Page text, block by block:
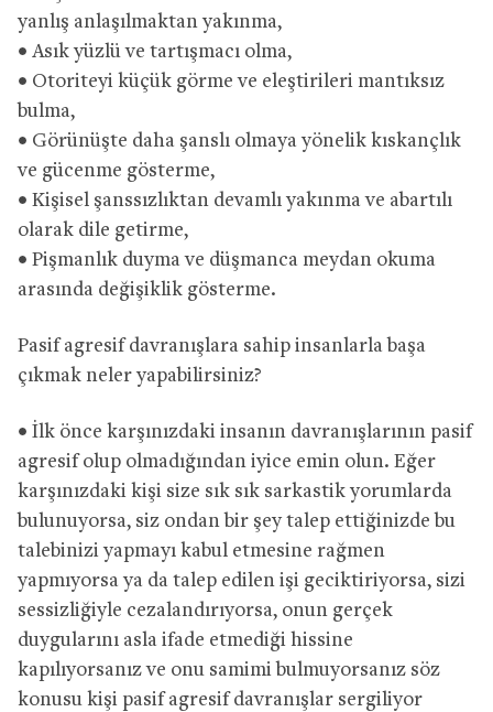
yanlış anlaşılmaktan yakınma,
• Asık yüzlü ve tartışmacı olma,
• Otoriteyi küçük görme ve eleştirileri mantıksız
bulma,
• Görünüşte daha şanslı olmaya yönelik kıskançlık
ve gücenme gösterme,
• Kişisel şanssızlıktan devamlı yakınma ve abartılı
olarak dile getirme,
• Pişmanlık duyma ve düşmanca meydan okuma
arasında değişiklik gösterme.
Pasif agresif davranışlara sahip insanlarla başa
çıkmak neler yapabilirsiniz?
• İlk önce karşınızdaki insanın davranışlarının pasif
agresif olup olmadığından iyice emin olun. Eğer
karşınızdaki kişi size sık sık sarkastik yorumlarda
bulunuyorsa, siz ondan bir şey talep ettiğinizde bu
talebinizi yapmayı kabul etmesine rağmen
yapmıyorsa ya da talep edilen işi geciktiriyorsa, sizi
sessizliğiyle cezalandırıyorsa, onun gerçek
duygularını asla ifade etmediği hissine
kapılıyorsanız ve onu samimi bulmuyorsanız söz
konusu kişi pasif agresif davranışlar sergiliyor